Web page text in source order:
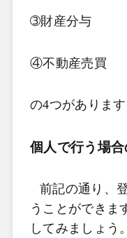
➂財産分与
④不動産売買
の4つがあります
個人で行う場合
前記の通り、
うことができま
してみましょう。